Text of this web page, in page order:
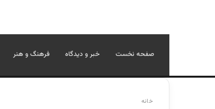
صفحه نخست خبر و دیدگاه فرهنگ و هنر
خانه